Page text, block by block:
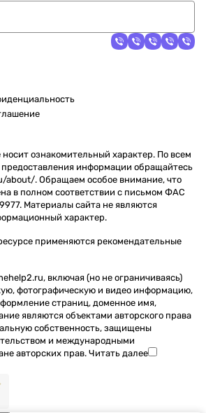
ознакомительный характер. По всем
предоставления информации обращайтесь
about/. Обращаем особое внимание, что
в полном соответствии с письмом ФАС
Материалы сайта не являются
характер.
применяются рекомендательные
включая (но не ограничиваясь)
фотографическую и видео информацию,
страниц, доменное имя,
являются объектами авторского права
собственность, защищены
и международными
авторских прав. Читать далее